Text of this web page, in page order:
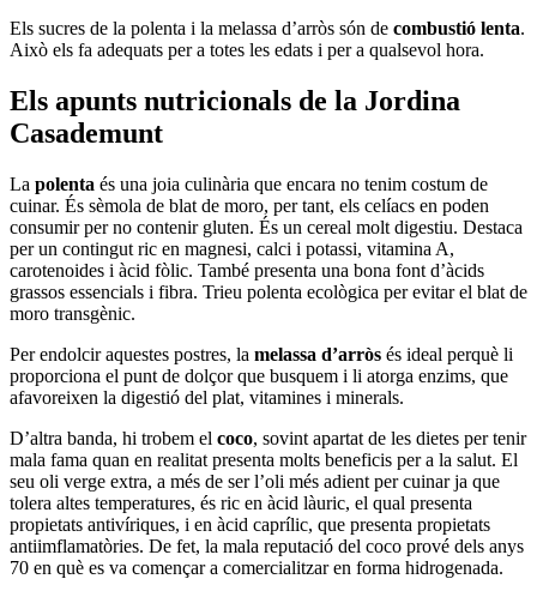
Els sucres de la polenta i la melassa d’arròs són de combustió lenta.
Això els fa adequats per a totes les edats i per a qualsevol hora.
Els apunts nutricionals de la Jordina
Casademunt
La polenta és una joia culinària que encara no tenim costum de
cuinar. És sèmola de blat de moro, per tant, els celíacs en poden
consumir per no contenir gluten. És un cereal molt digestiu. Destaca
per un contingut ric en magnesi, calci i potassi, vitamina A,
carotenoides i àcid fòlic. També presenta una bona font d’àcids
grassos essencials i fibra. Trieu polenta ecològica per evitar el blat de
moro transgènic.
Per endolcir aquestes postres, la melassa d’arròs és ideal perquè li
proporciona el punt de dolçor que busquem i li atorga enzims, que
afavoreixen la digestió del plat, vitamines i minerals.
D’altra banda, hi trobem el coco, sovint apartat de les dietes per tenir
mala fama quan en realitat presenta molts beneficis per a la salut. El
seu oli verge extra, a més de ser l’oli més adient per cuinar ja que
tolera altes temperatures, és ric en àcid làuric, el qual presenta
propietats antivíriques, i en àcid caprílic, que presenta propietats
antiimflamatòries. De fet, la mala reputació del coco prové dels anys
70 en què es va començar a comercialitzar en forma hidrogenada.